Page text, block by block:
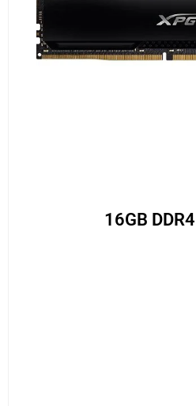
זיכרון למחשב נייח 16GB DDR4